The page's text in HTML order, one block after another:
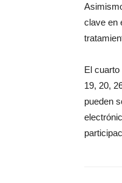
clave en
El
19, 20,
pueden